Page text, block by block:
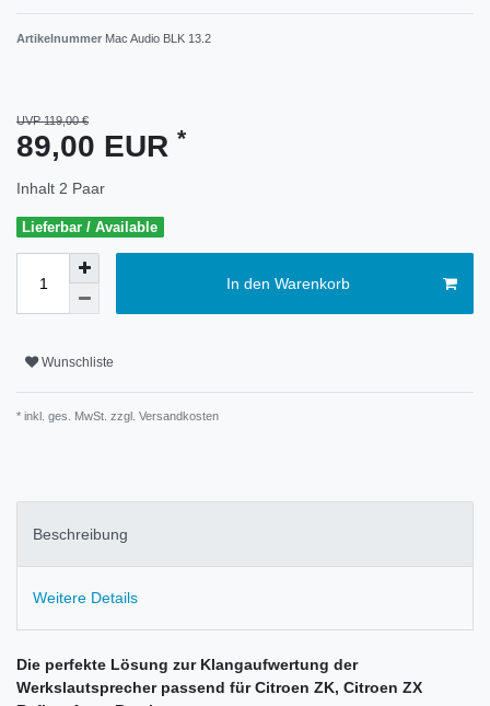
Artikelnummer Mac Audio BLK 13.2
UVP 119,00 €
89,00 EUR *
Inhalt 2 Paar
Lieferbar / Available
In den Warenkorb
Wunschliste
* inkl. ges. MwSt. zzgl. Versandkosten
Beschreibung
Weitere Details
Die perfekte Lösung zur Klangaufwertung der
Werkslautsprecher passend für Citroen ZK, Citroen ZX